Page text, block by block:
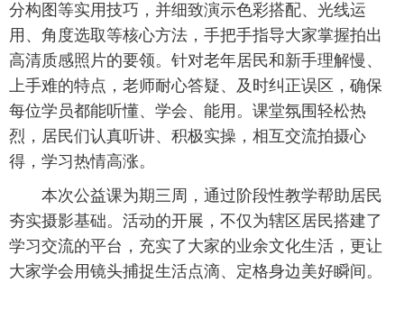
分构图等实用技巧，并细致演示色彩搭配、光线运
用、角度选取等核心方法，手把手指导大家掌握拍出
高清质感照片的要领。针对老年居民和新手理解慢、
上手难的特点，老师耐心答疑、及时纠正误区，确保
每位学员都能听懂、学会、能用。课堂氛围轻松热
烈，居民们认真听讲、积极实操，相互交流拍摄心
得，学习热情高涨。
本次公益课为期三周，通过阶段性教学帮助居民
夯实摄影基础。活动的开展，不仅为辖区居民搭建了
学习交流的平台，充实了大家的业余文化生活，更让
大家学会用镜头捕捉生活点滴、定格身边美好瞬间。